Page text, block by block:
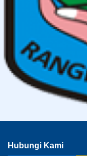
Hubungi Kami